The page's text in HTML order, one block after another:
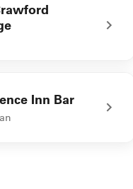
Lounge
Inn Bar